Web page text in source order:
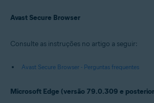
Avast Secure Browser
Consulte as instruções no artigo a seguir:
Avast Secure Browser - Perguntas frequentes
Microsoft Edge (versão 79.0.309 e